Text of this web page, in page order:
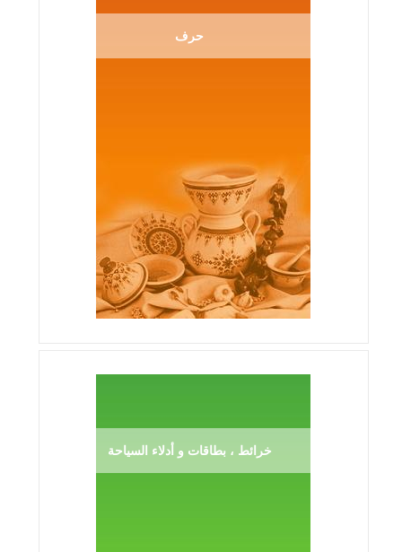
حرف
خرائط ، بطاقات و أدلاء السياحة